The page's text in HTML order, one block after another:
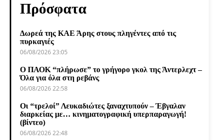
Πρόσφατα
Δωρεά της ΚΑΕ Άρης στους πληγέντες από τις
πυρκαγιές
06/08/2026 23:05
Ο ΠΑΟΚ “πλήρωσε” το γρήγορο γκολ της Άντερλεχτ –
Όλα για όλα στη ρεβάνς
06/08/2026 22:58
Οι “τρελοί” Λευκαδιώτες ξαναχτυπούν – Έβγαλαν
διαρκείας με… κινηματογραφική υπερπαραγωγή!
(βίντεο)
06/08/2026 22:48